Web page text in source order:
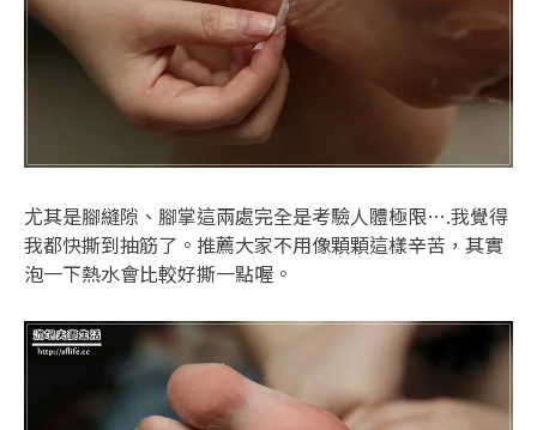
尤其是腳縫隙、腳掌這兩處完全是考驗人體極限….我覺得
我都快撕到抽筋了。推薦大家不用像顆顆這樣辛苦，其實
泡一下熱水會比較好撕一點喔。